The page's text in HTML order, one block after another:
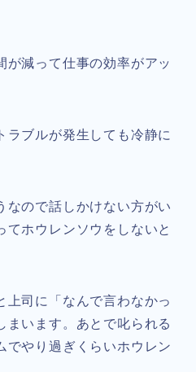
が減って仕事の効率がアッ
ラブルが発生しても冷静に
なので話しかけない方がい
てホウレンソウをしないと
上司に「なんで言わなかっ
まいます。あとで叱られる
でやり過ぎくらいホウレン